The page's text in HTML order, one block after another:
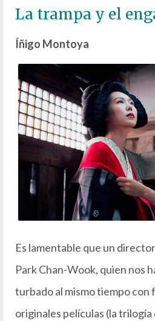
La trampa y el
Íñigo Montoya
Es lamentable que un
Park Chan-Wook, quien nos
turbado al mismo tiempo con
originales películas (la trilogía